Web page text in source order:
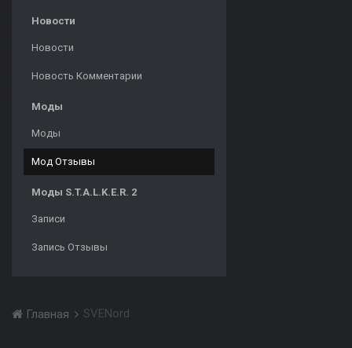
Новости
Новости
Новость Комментарии
Моды
Моды
Мод Отзывы
Моды S.T.A.L.K.E.R. 2
Записи
Запись Отзывы
Главная SVENord